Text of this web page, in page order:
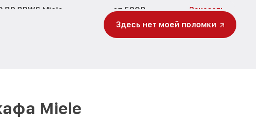
BRWS Miele от 500₽ Заказать
от 700₽
Здесь нет моей поломки
Miele